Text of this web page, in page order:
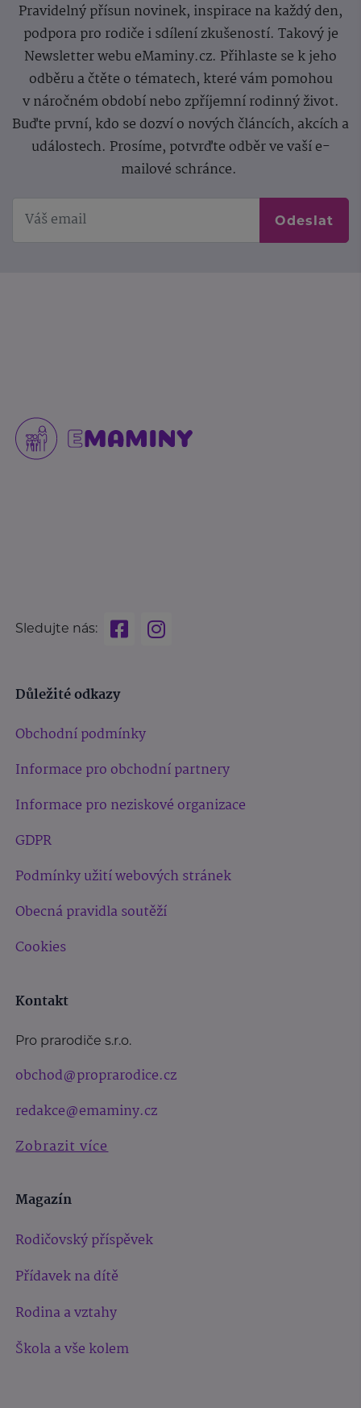
Pravidelný přísun novinek, inspirace na každý den,
podpora pro rodiče i sdílení zkušeností. Takový je
Newsletter webu eMaminy.cz. Přihlaste se k jeho
odběru a čtěte o tématech, které vám pomohou
v náročném období nebo zpříjemní rodinný život.
Buďte první, kdo se dozví o nových článcích, akcích a
událostech. Prosíme, potvrďte odběr ve vaší e-
mailové schránce.
Odeslat
Sledujte nás:
Důležité odkazy
Obchodní podmínky
Informace pro obchodní partnery
Informace pro neziskové organizace
GDPR
Podmínky užití webových stránek
Obecná pravidla soutěží
Cookies
Kontakt
Pro prarodiče s.r.o.
obchod@proprarodice.cz
redakce@emaminy.cz
Zobrazit více
Magazín
Rodičovský příspěvek
Přídavek na dítě
Rodina a vztahy
Škola a vše kolem